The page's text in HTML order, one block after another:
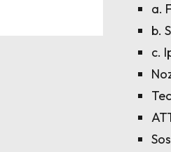
a.
b.
c.